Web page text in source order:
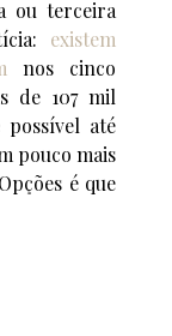
ou terceira
existem
nos cinco
de 107 mil
até
pouco mais
é que